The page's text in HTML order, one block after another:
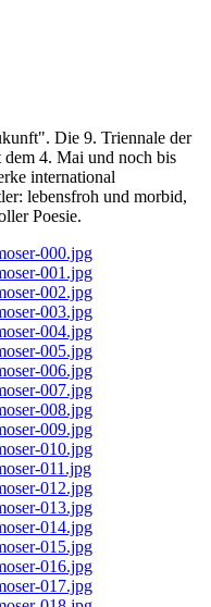
Die 9. Triennale der
dem 4. Mai und noch bis
international
lebensfroh und morbid,
Poesie.